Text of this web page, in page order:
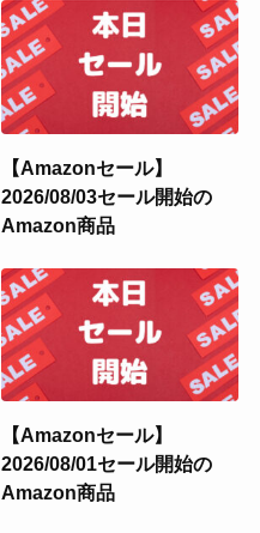
【Amazonセール】
2026/08/03セール開始の
Amazon商品
【Amazonセール】
2026/08/01セール開始の
Amazon商品